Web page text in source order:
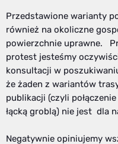
Przedstawione warianty
również na okoliczne
powierzchnie uprawne.
protest jesteśmy
konsultacji w
że żaden z wariantów
publikacji (czyli
łącką groblą) nie jest dla
Negatywnie opiniujemy